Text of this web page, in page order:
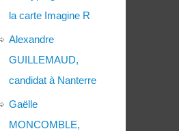
la carte Imagine R
Alexandre
GUILLEMAUD,
candidat à Nanterre
Gaëlle
MONCOMBLE,